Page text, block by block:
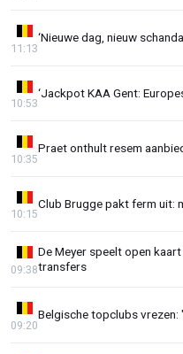
‘Nieuwe dag, nieuw
11:13
‘Jackpot KAA Gent:
10:53
Praet onthult resem
10:35
Club Brugge pakt ferm uit:
10:15
De Meyer speelt open
transfers
09:38
Belgische topclubs vrezen:
09:20